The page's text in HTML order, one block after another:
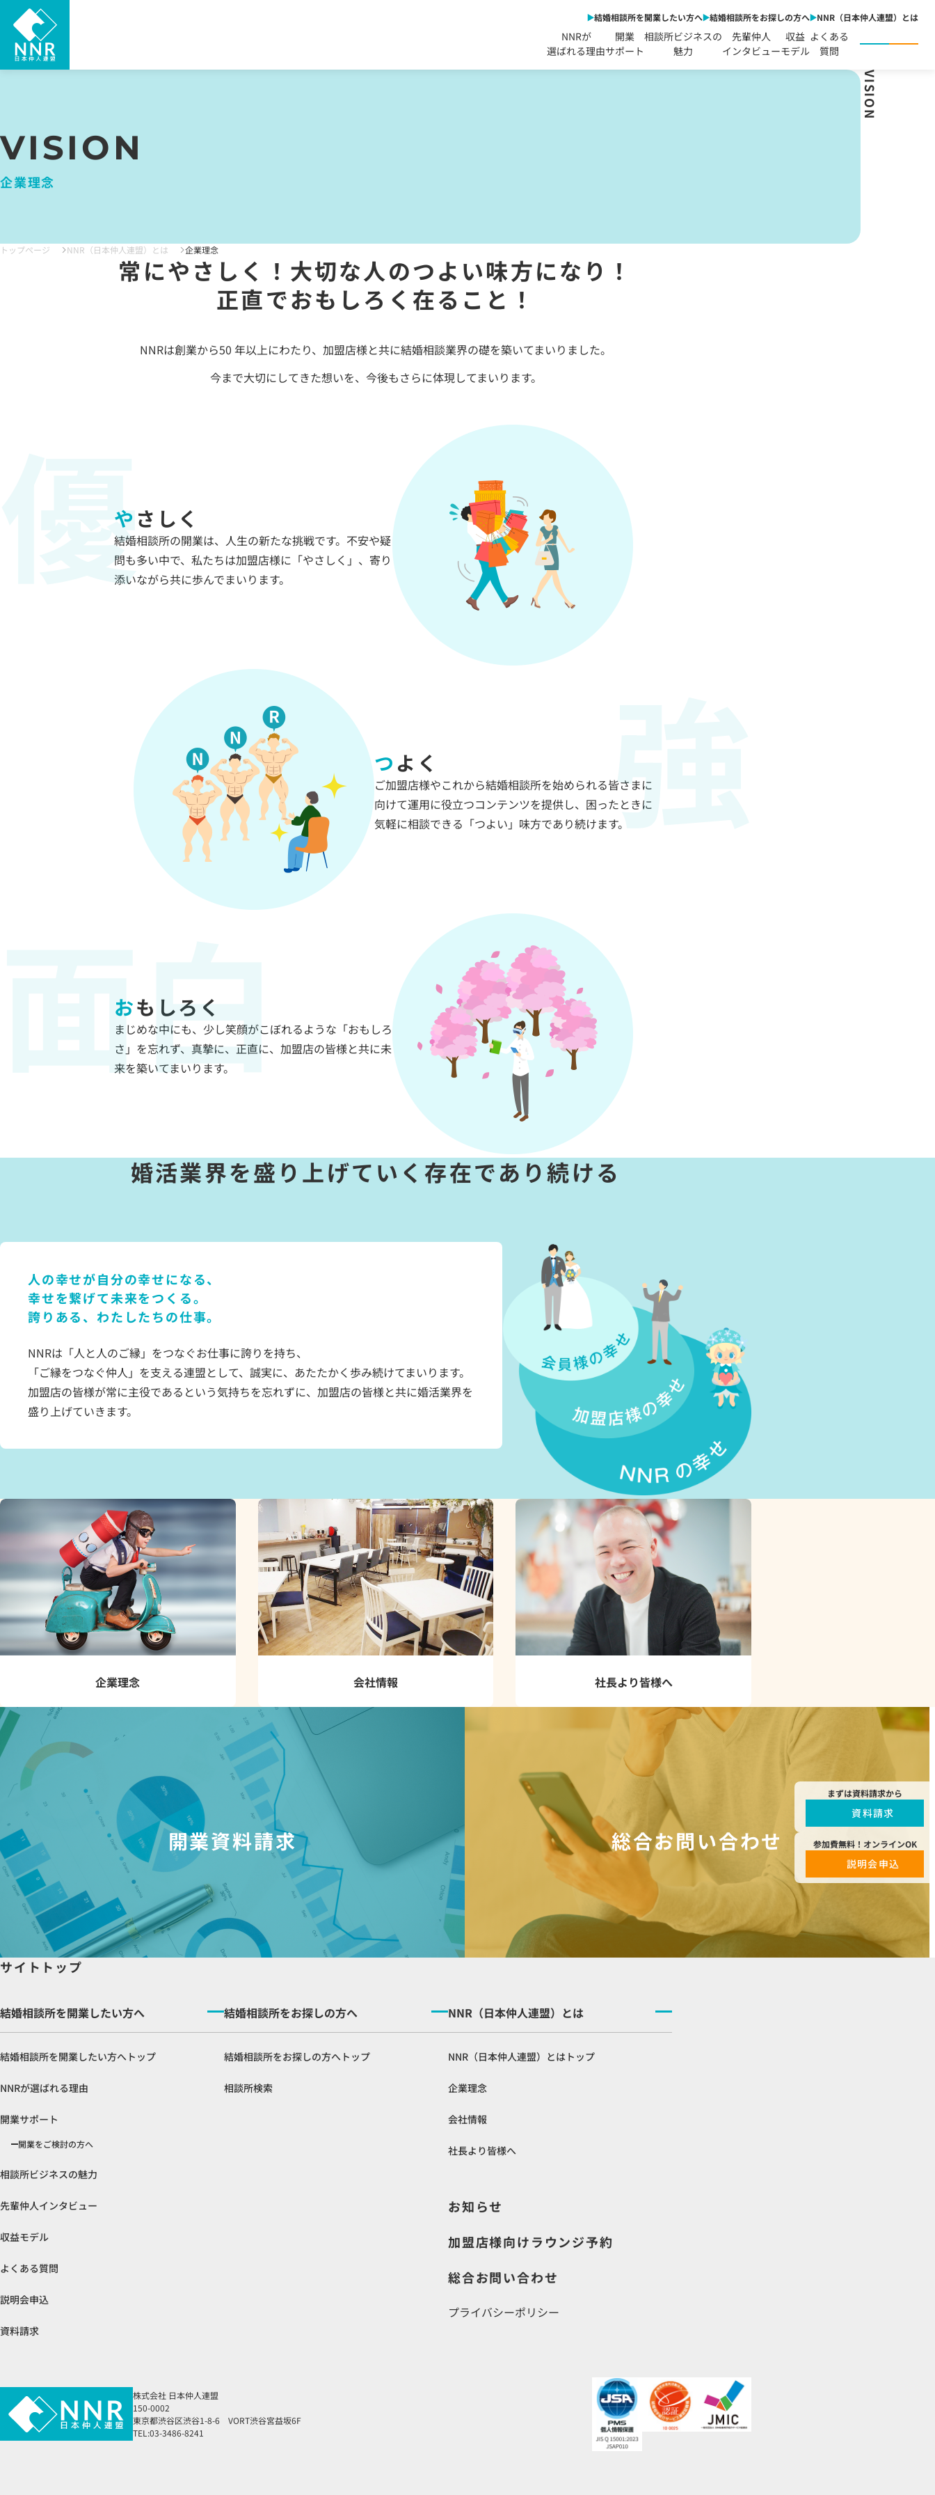
結婚相談所を開業したい方へ 結婚相談所をお探しの方へ NNR（日本仲人連盟）とは
NNRが
選ばれる理由
開業
サポート
相談所ビジネスの
魅力
先輩仲人
インタビュー
収益
モデル
よくある
質問
VISION
企業理念
VISION
トップページ NNR（日本仲人連盟）とは 企業理念
常にやさしく！ 大切な人のつよい味方になり！
正直でおもしろく在ること！
NNRは創業から50 年以上にわたり、加盟店様と共に結婚相談業界の礎を築いてまいりました。
今まで大切にしてきた想いを、今後もさらに体現してまいります。
優やさしく
結婚相談所の開業は、人生の新たな挑戦です。不安や疑
問も多い中で、私たちは加盟店様に「やさしく」、寄り
添いながら共に歩んでまいります。
強
つよく
ご加盟店様やこれから結婚相談所を始められる皆さまに
向けて運用に役立つコンテンツを提供し、困ったときに
気軽に相談できる「つよい」味方であり続けます。
面白
おもしろく
まじめな中にも、少し笑顔がこぼれるような「おもしろ
さ」を忘れず、真摯に、正直に、加盟店の皆様と共に未
来を築いてまいります。
婚活業界を盛り上げていく存在であり続ける
人の幸せが自分の幸せになる、
幸せを繋げて未来をつくる。
誇りある、わたしたちの仕事。
NNRは「人と人のご縁」をつなぐお仕事に誇りを持ち、
「ご縁をつなぐ仲人」を支える連盟として、誠実に、あたたかく歩み続けてまいります。
加盟店の皆様が常に主役であるという気持ちを忘れずに、加盟店の皆様と共に婚活業界を
盛り上げていきます。
企業理念 会社情報 社長より皆様へ
開業資料請求 総合お問い合わせ
まずは資料請求から
資料請求
参加費無料！オンラインOK
説明会申込
サイトトップ
結婚相談所を開業したい方へ
結婚相談所を開業したい方へトップ
NNRが選ばれる理由
開業サポート
開業をご検討の方へ
相談所ビジネスの魅力
先輩仲人インタビュー
収益モデル
よくある質問
説明会申込
資料請求
結婚相談所をお探しの方へ
結婚相談所をお探しの方へトップ
相談所検索
NNR（日本仲人連盟）とは
NNR（日本仲人連盟）とはトップ
企業理念
会社情報
社長より皆様へ
お知らせ
加盟店様向けラウンジ予約
総合お問い合わせ
プライバシーポリシー
株式会社 日本仲人連盟
150-0002
東京都渋谷区渋谷1-8-6 VORT渋谷宮益坂6F
TEL:03-3486-8241